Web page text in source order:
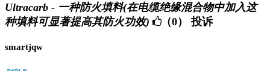
Ultracarb - 一种防火填料(在电缆绝缘混合物中加入这
种填料可显著提高其防火功效)
（0） 投诉
smartjqw